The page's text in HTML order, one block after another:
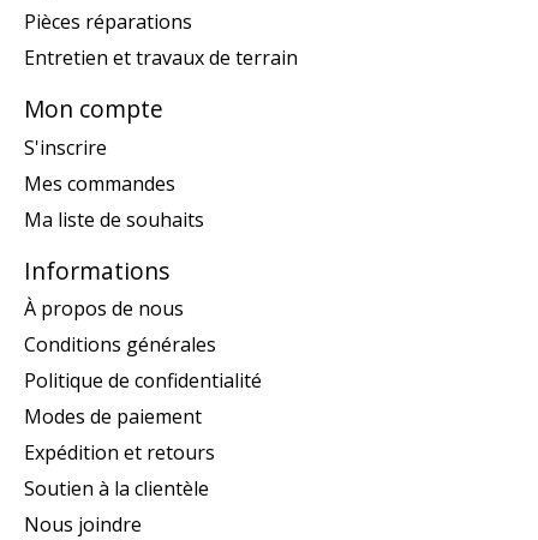
Pièces réparations
Entretien et travaux de terrain
Mon compte
S'inscrire
Mes commandes
Ma liste de souhaits
Informations
À propos de nous
Conditions générales
Politique de confidentialité
Modes de paiement
Expédition et retours
Soutien à la clientèle
Nous joindre